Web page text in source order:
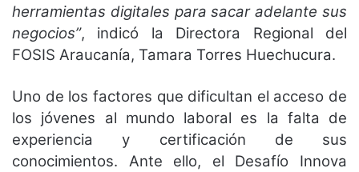
herramientas digitales para sacar adelante sus
negocios”, indicó la Directora Regional del
FOSIS Araucanía, Tamara Torres Huechucura.
Uno de los factores que dificultan el acceso de
los jóvenes al mundo laboral es la falta de
experiencia y certificación de sus
conocimientos. Ante ello, el Desafío Innova